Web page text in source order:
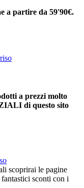
a partire da 59'90€.
a prezzi molto
di questo sito
scoprirai le pagine
sconti con i